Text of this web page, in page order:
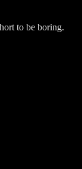
to be boring.